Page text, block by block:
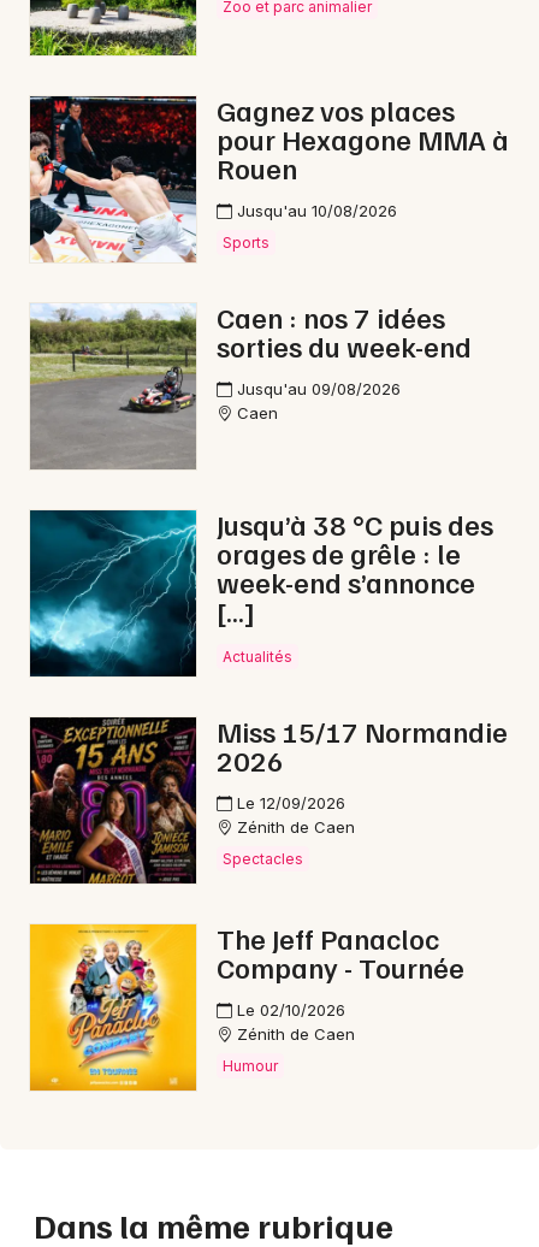
Zoo et parc animalier
Gagnez vos places
pour Hexagone MMA à
Rouen
Jusqu'au 10/08/2026
Sports
Caen : nos 7 idées
sorties du week-end
Jusqu'au 09/08/2026
Caen
Jusqu’à 38 °C puis des
orages de grêle : le
week-end s’annonce
[…]
Actualités
Miss 15/17 Normandie
2026
Le 12/09/2026
Zénith de Caen
Spectacles
The Jeff Panacloc
Company - Tournée
Le 02/10/2026
Zénith de Caen
Humour
Dans la même rubrique